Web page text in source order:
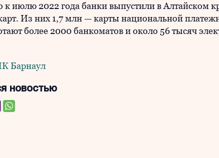
к июлю 2022 года банки выпустили в Алтайском
Из них 1,7 млн — карты национальной
более 2000 банкоматов и около 56 тысяч
Барнаул
новостью